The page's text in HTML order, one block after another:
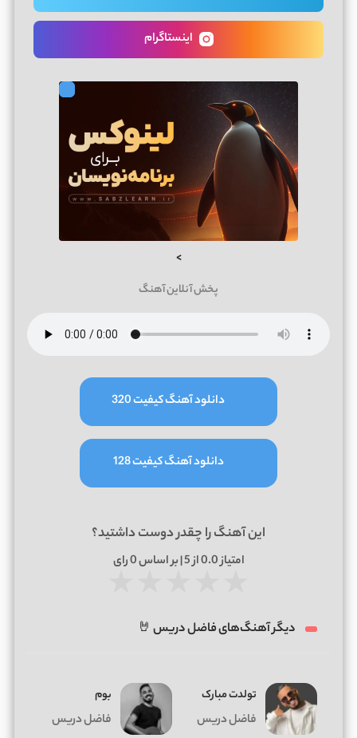
اینستاگرام
>
پخش آنلاین آهنگ
دانلود آهنگ کیفیت 320
دانلود آهنگ کیفیت 128
این آهنگ را چقدر دوست داشتید؟
امتیاز0.0از 5 | بر اساس 0رای
دیگر آهنگ‌های فاضل دریس 🤘
تولدت مبارک
فاضل دریس
بوم
فاضل دریس